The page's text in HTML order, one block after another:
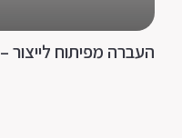
העברה מפיתוח לייצור – NPI